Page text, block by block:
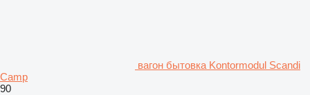
вагон бытовка Kontormodul Scandi
Camp
90